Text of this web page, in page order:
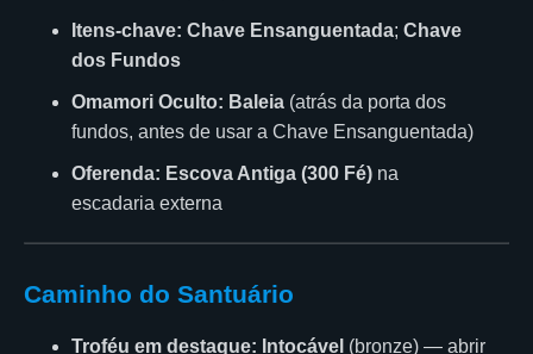
Itens-chave: Chave Ensanguentada; Chave
dos Fundos
Omamori Oculto: Baleia (atrás da porta dos
fundos, antes de usar a Chave Ensanguentada)
Oferenda: Escova Antiga (300 Fé) na
escadaria externa
Caminho do Santuário
Troféu em destaque: Intocável (bronze) — abrir